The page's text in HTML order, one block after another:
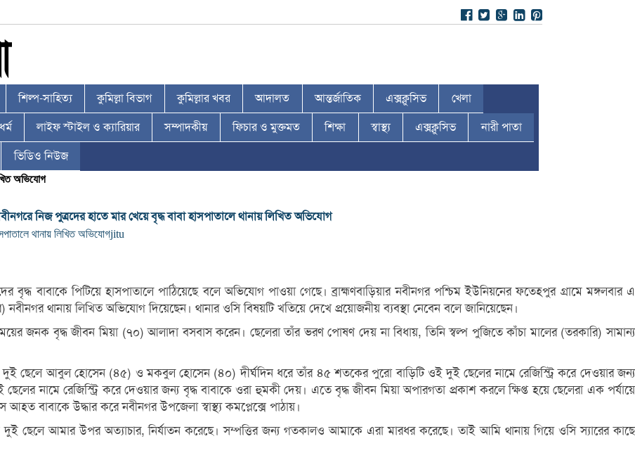
শিল্প-সাহিত্য কুমিল্লা বিভাগ কুমিল্লার খবর আদালত আন্তর্জাতিক এক্সক্লুসিভ খেলা
ধর্ম লাইফ স্টাইল ও ক্যারিয়ার সম্পাদকীয় ফিচার ও মুক্তমত শিক্ষা স্বাস্থ্য এক্সক্লুসিভ নারী পাতা
ভিডিও নিউজ
অভিযোগ
নিজ পুত্রদের হাতে মার খেয়ে বৃদ্ধ বাবা হাসপাতালে থানায় লিখিত অভিযোগ
থানায় লিখিত অভিযোগjitu
বৃদ্ধ বাবাকে পিটিয়ে হাসপাতালে পাঠিয়েছে বলে অভিযোগ পাওয়া গেছে। ব্রাহ্মণবাড়িয়ার নবীনগর পশ্চিম ইউনিয়নের ফতেহপুর গ্রামে মঙ্গলবার এ
থানায় লিখিত অভিযোগ দিয়েছেন। থানার ওসি বিষয়টি খতিয়ে দেখে প্রয়োজনীয় ব্যবস্থা নেবেন বলে জানিয়েছেন।
জনক বৃদ্ধ জীবন মিয়া (৭০) আলাদা বসবাস করেন। ছেলেরা তাঁর ভরণ পোষণ দেয় না বিধায়, তিনি স্বল্প পুজিতে কাঁচা মালের (তরকারি) সামান্য
দুই ছেলে আবুল হোসেন (৪৫) ও মকবুল হোসেন (৪০) দীর্ঘদিন ধরে তাঁর ৪৫ শতকের পুরো বাড়িটি ওই দুই ছেলের নামে রেজিস্ট্রি করে দেওয়ার জন্য
নামে রেজিস্ট্রি করে দেওয়ার জন্য বৃদ্ধ বাবাকে ওরা হুমকী দেয়। এতে বৃদ্ধ জীবন মিয়া অপারগতা প্রকাশ করলে ক্ষিপ্ত হয়ে ছেলেরা এক পর্যায়ে
বাবাকে উদ্ধার করে নবীনগর উপজেলা স্বাস্থ্য কমপ্লেক্সে পাঠায়।
ছেলে আমার উপর অত্যাচার, নির্যাতন করেছে। সম্পত্তির জন্য গতকালও আমাকে এরা মারধর করেছে। তাই আমি থানায় গিয়ে ওসি স্যারের কাছে